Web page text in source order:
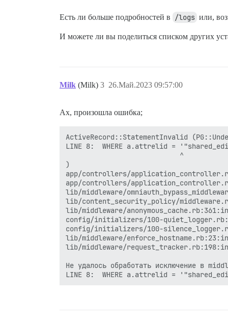
Есть ли больше подробностей в /logs или,
И можете ли вы поделиться списком других
Milk (Milk) 26.Май.2023 09:57:00
3
Ах, произошла ошибка;
ActiveRecord::StatementInvalid
LINE 8:  WHERE a.attrelid =
                            ^
)
app/controllers/
app/controllers/
lib/middleware/
lib/content_security_policy/
lib/middleware/
config/initializers/100-
config/initializers/100-
lib/middleware/
lib/middleware/
Не удалось обработать исключение в